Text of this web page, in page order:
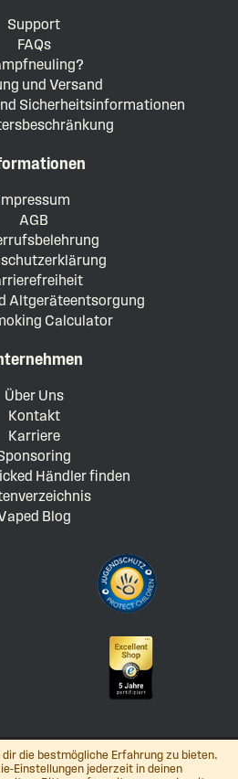
die bestmögliche Erfahrung zu bieten.
Einstellungen jederzeit in deinen
Support
FAQs
und Versand
Sicherheitsinformationen
AGB
Altgeräteentsorgung
Calculator
Über Uns
Kontakt
Karriere
Händler finden
Blog